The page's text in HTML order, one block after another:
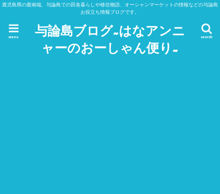
鹿児島県の最南端、与論島での田舎暮らしや移住物語、オーシャンマーケットの情報などの与論島
お役立ち情報ブログです。
与論島ブログ~はなアンニ
ャーのおーしゃん便り~
search
menu